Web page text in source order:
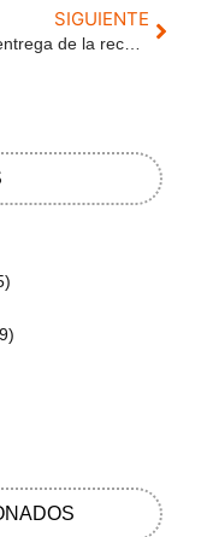
SIGUIENTE
Acto de entrega de la recaudación de la 7ª Marcha Solidaria&Mercado Solidario de Sanchonuño.